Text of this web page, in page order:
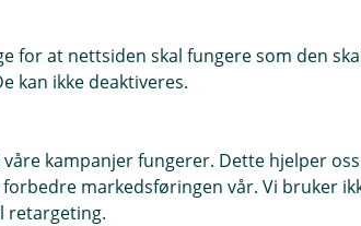
med stor stolthet vi kan dele at
Kundebarometer 2026. Resultatene
for at nettsiden skal fungere som den
kan ikke deaktiveres.
kampanjer fungerer. Dette hjelper
markedsføringen vår. Vi bruker
retargeting.